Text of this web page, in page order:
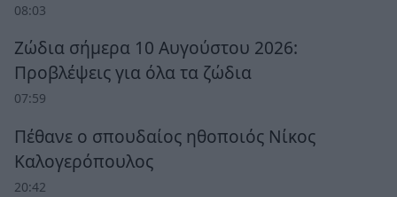
08:03
Ζώδια σήμερα 10 Αυγούστου 2026:
Προβλέψεις για όλα τα ζώδια
07:59
Πέθανε ο σπουδαίος ηθοποιός Νίκος
Καλογερόπουλος
20:42